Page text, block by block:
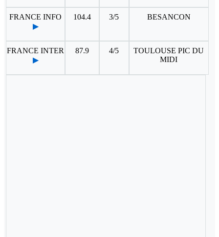
FRANCE INFO
▶
104.4 3/5 BESANCON
FRANCE INTER
▶
87.9 4/5
TOULOUSE PIC DU
MIDI